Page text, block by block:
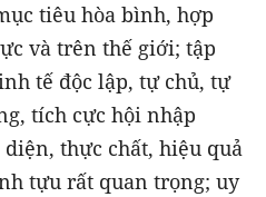
tiêu hòa bình, hợp
và trên thế giới; tập
tế độc lập, tự chủ, tự
tích cực hội nhập
thực chất, hiệu quả
tựu rất quan trọng; uy